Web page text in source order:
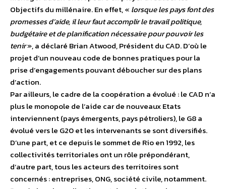
Objectifs du millénaire. En effet, « lorsque les pays font des
promesses d’aide, il leur faut accomplir le travail politique,
budgétaire et de planification nécessaire pour pouvoir les
tenir», a déclaré Brian Atwood, Président du CAD. D’où le
projet d’un nouveau code de bonnes pratiques pour la
prise d’engagements pouvant déboucher sur des plans
d’action.
Par ailleurs, le cadre de la coopération a évolué : le CAD n’a
plus le monopole de l’aide car de nouveaux Etats
interviennent (pays émergents, pays pétroliers), le G8 a
évolué vers le G20 et les intervenants se sont diversifiés.
D’une part, et ce depuis le sommet de Rio en 1992, les
collectivités territoriales ont un rôle prépondérant,
d’autre part, tous les acteurs des territoires sont
concernés : entreprises, ONG, société civile, notamment.